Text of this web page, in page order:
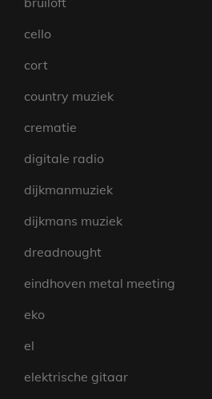
cello
cort
country muziek
crematie
digitale radio
dijkmanmuziek
dijkmans muziek
dreadnought
eindhoven metal meeting
eko
el
elektrische gitaar